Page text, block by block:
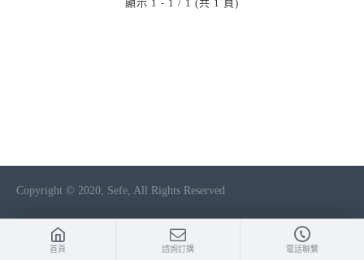
顯示 1 - 1 / 1 (共 1 頁)
Copyright © 2020, Sefe, All Rights Reserved
首頁 諮詢訂購 電話聯繫